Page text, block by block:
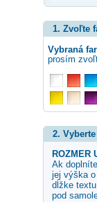
1. Zvoľte
Vybraná
prosím
2.
ROZMER
Ak
jej výška
dĺžke
pod